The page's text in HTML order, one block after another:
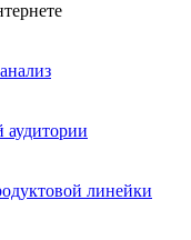
линейки